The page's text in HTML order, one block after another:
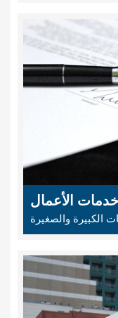
خدمات الأعمال
الكبيرة والصغيرة